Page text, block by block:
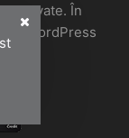
În
WordPress